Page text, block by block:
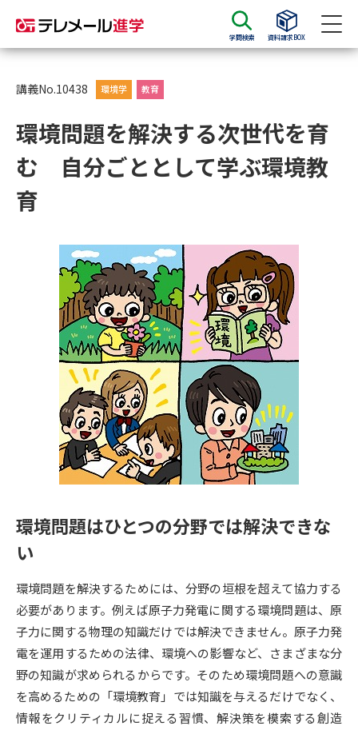
学問検索 資料請求BOX
資料請求
大学・短大の資料種類から請求
大学パンフ
過去問題集
大学・短大以外の資料から請求
専門学校の資料請求 大学院の資料請求
留学・進学関連、塾・予備校
大学入学共通テスト「受験案
内」の請求
大学入学共通テスト「受験上の
配慮案内」の請求
高等学校卒業程度認定試験
高等学校（情報）教員資格認定
大学研究 大学検索
大学で学べる内容や特徴を調べる
新増設大学・学部・学科特集
国際・グローバルに強い大学特
集
講義No.10438 環境学 教育
環境問題を解決する次世代を育
む 自分ごととして学ぶ環境教
育
環境問題はひとつの分野では解決できな
い
環境問題を解決するためには、分野の垣根を超えて協力する
必要があります。例えば原子力発電に関する環境問題は、原
子力に関する物理の知識だけでは解決できません。原子力発
電を運用するための法律、環境への影響など、さまざまな分
野の知識が求められるからです。そのため環境問題への意識
を高めるための「環境教育」では知識を与えるだけでなく、
情報をクリティカルに捉える習慣、解決策を模索する創造